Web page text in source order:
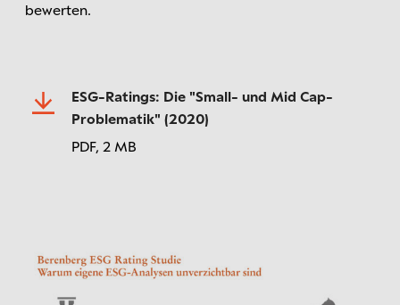
bewerten.
ESG-Ratings: Die "Small- und Mid Cap-
Problematik" (2020)
PDF, 2 MB